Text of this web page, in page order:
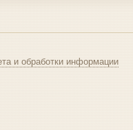
и обработки информации